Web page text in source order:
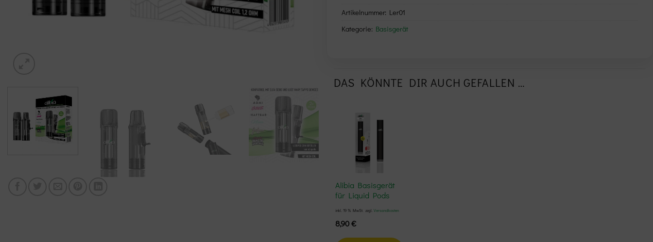
Artikelnummer: Ler01
Kategorie: Basisgerät
DAS KÖNNTE DIR AUCH GEFALLEN …
Add to
Alibia Basisgerät
für Liquid Pods
inkl. 19 % MwSt. zzgl. Versandkosten
8,90€